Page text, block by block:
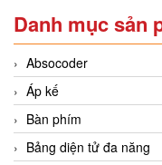
Danh mục sản
Absocoder
Áp kế
Bàn phím
Bảng diện tử đa năng